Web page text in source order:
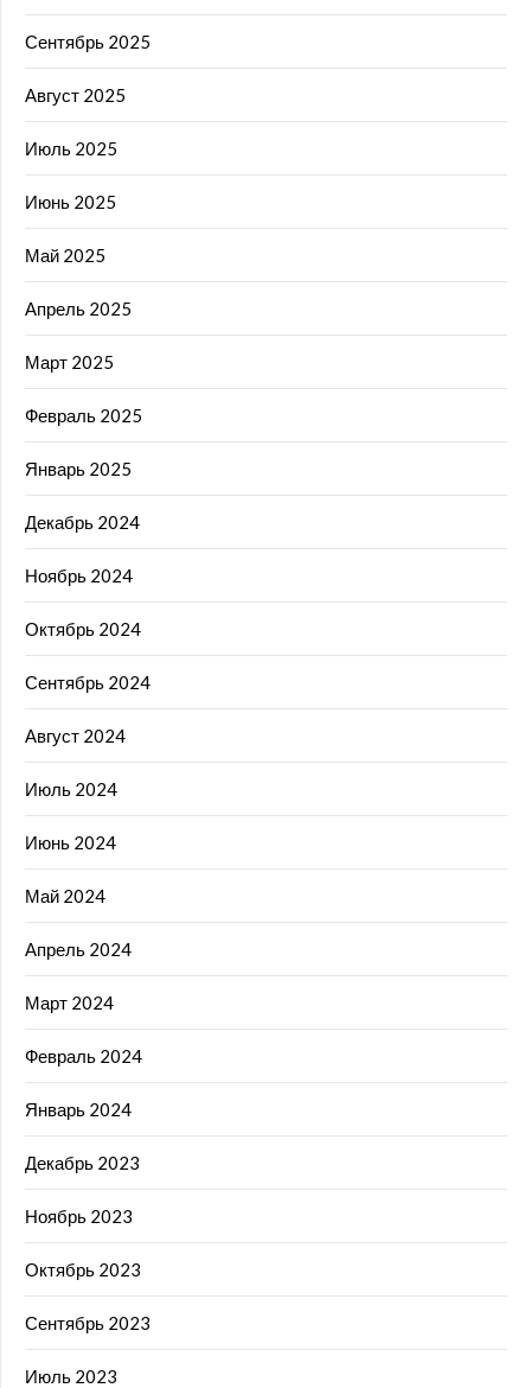
Сентябрь 2025
Август 2025
Июль 2025
Июнь 2025
Май 2025
Апрель 2025
Март 2025
Февраль 2025
Январь 2025
Декабрь 2024
Ноябрь 2024
Октябрь 2024
Сентябрь 2024
Август 2024
Июль 2024
Июнь 2024
Май 2024
Апрель 2024
Март 2024
Февраль 2024
Январь 2024
Декабрь 2023
Ноябрь 2023
Октябрь 2023
Сентябрь 2023
Июль 2023